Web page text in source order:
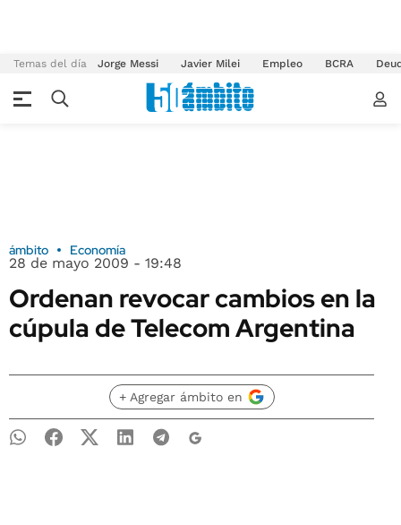
Temas del día Jorge Messi Javier Milei Empleo BCRA
ámbito Economía
28 de mayo 2009 - 19:48
Ordenan revocar cambios en la
cúpula de Telecom Argentina
+ Agregar ámbito en